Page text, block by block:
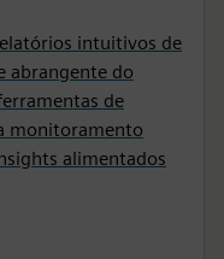
intuitivos de
abrangente do
de
monitoramento
alimentados